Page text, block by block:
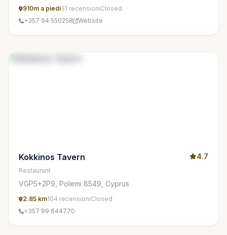
910m a piedi31 recensioniClosed
+357 94 550258
Website
Kokkinos Tavern 4.7
Restaurant
VGP5+2P9, Polemi 8549, Cyprus
2.85 km104 recensioniClosed
+357 99 644770